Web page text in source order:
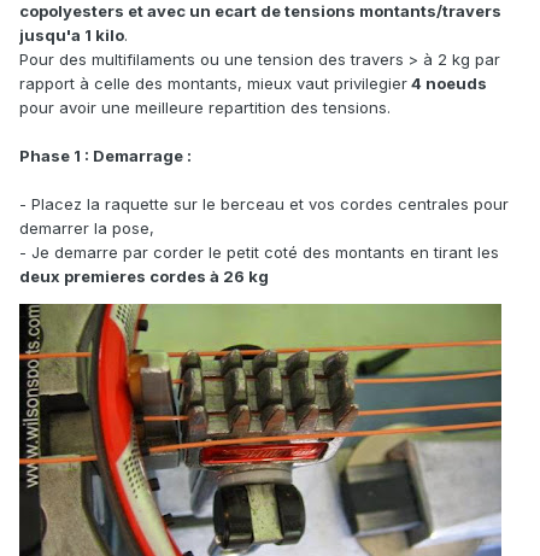
copolyesters et avec un ecart de tensions montants/travers
jusqu'a 1 kilo.
Pour des multifilaments ou une tension des travers > à 2 kg par
rapport à celle des montants, mieux vaut privilegier4 noeuds
pour avoir une meilleure repartition des tensions.
Phase 1 : Demarrage :
- Placez la raquette sur le berceau et vos cordes centrales pour
demarrer la pose,
- Je demarre par corder le petit coté des montants en tirant les
deux premieres cordes à 26 kg